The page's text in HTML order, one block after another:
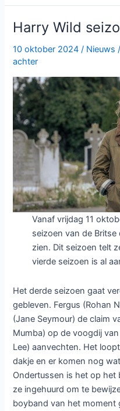
seizoen
4:
Jane
Seymour
keert
terug
als
Ierlands
scherpzinnigste
detective
Harry Wild
10 oktober 2024/ Nieuws /
achter
Vanaf vrijdag 11
seizoen van de Britse
zien. Dit seizoen telt
vierde seizoen is al
Het derde seizoen gaat
gebleven. Fergus (Rohan
(Jane Seymour) de claim
Mumba) op de voogdij
Lee) aanvechten. Het
dakje en er komen nog
Ondertussen is het op het
ze ingehuurd om te
boyband van het moment